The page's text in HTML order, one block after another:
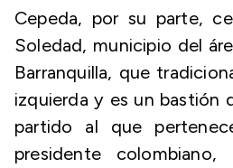
Cepeda, por su parte,
Soledad, municipio del
Barranquilla, que
izquierda y es un bastión
partido al que
presidente